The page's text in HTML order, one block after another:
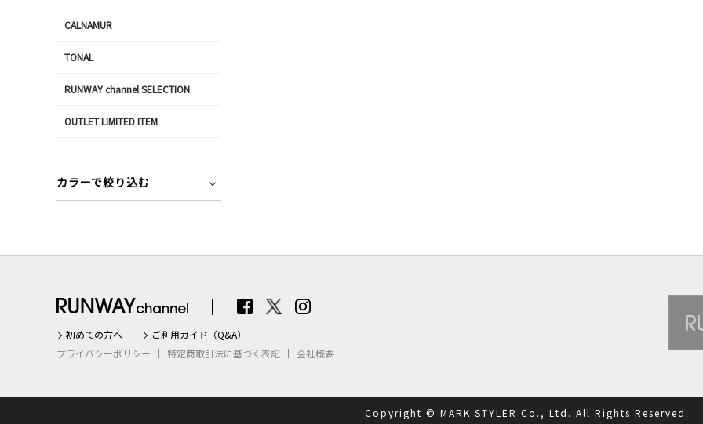
CALNAMUR
TONAL
RUNWAY channel SELECTION
OUTLET LIMITED ITEM
カラーで絞り込む
初めての方へ
ご利用ガイド（Q&A）
プライバシーポリシー
特定商取引法に基づく表記 会社概要
Copyright © MARK STYLER Co., Ltd. All Rights Reserved.